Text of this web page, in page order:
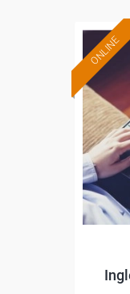
ONLINE
-